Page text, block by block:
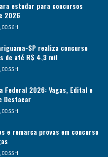
estudar para concursos
2026
00:56H
SP realiza concurso
de até R$ 4,3 mil
00:55H
Federal 2026: Vagas, Edital e
Destacar
00:55H
e remarca provas em concurso
00:55H